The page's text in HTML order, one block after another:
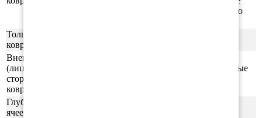
коврики, подошву для обуви, шлёпки и прочую
Толщина
ковриков
Внешняя
(лицевая)
сторона
ковриков
ячейки СОТЫ/РОМБ (напоминающие пчелиные
Глубина
ячеек